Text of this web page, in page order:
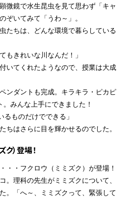
微鏡で水生昆虫を見て思わず「キャ
ぞいてみて「うわ～」。
たちは、どんな環境で暮らしている
もきれいな川なんだ！」
いてくれたようなので、授業は大成
ンダントも完成。キラキラ・ピカピ
みんな上手にできました！
るものだけでできる」
ちはさらに目を輝かせるのでした。
）登場！
・・フクロウ（ミミズク）が登場！
。理科の先生がミミズクについて、
。「へ～、ミミズクって、緊張して